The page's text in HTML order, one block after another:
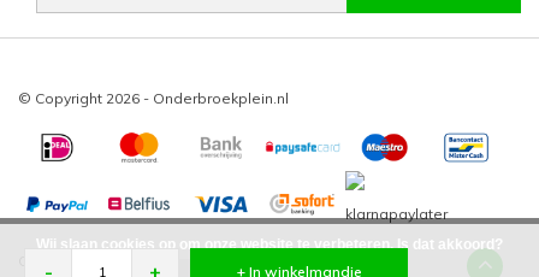
- + + In winkelmandje
© Copyright 2026 - Onderbroekplein.nl
Wij slaan cookies op om onze website te verbeteren. Is dat akkoord?